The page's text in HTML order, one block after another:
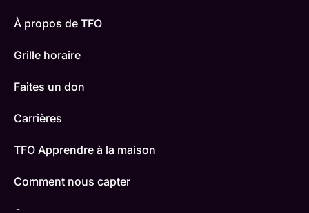
À propos de TFO
Grille horaire
Faites un don
Carrières
TFO Apprendre à la maison
Comment nous capter